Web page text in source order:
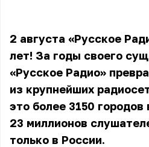
2 августа «Русское
лет! За годы своего
«Русское Радио»
из крупнейших
это более 3150
23 миллионов
только в России.